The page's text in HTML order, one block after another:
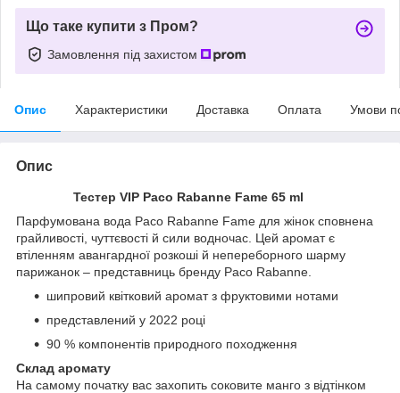
Що таке купити з Пром?
Замовлення під захистом
Опис Характеристики Доставка Оплата Умови
Опис
Тестер VIP Paco Rabanne Fame 65 ml
Парфумована вода Paco Rabanne Fame для жінок сповнена
грайливості, чуттєвості й сили водночас. Цей аромат є
втіленням авангардної розкоші й непереборного шарму
парижанок – представниць бренду Paco Rabanne.
шипровий квітковий аромат з фруктовими нотами
представлений у 2022 році
90 % компонентів природного походження
Склад аромату
На самому початку вас захопить соковите манго з відтінком